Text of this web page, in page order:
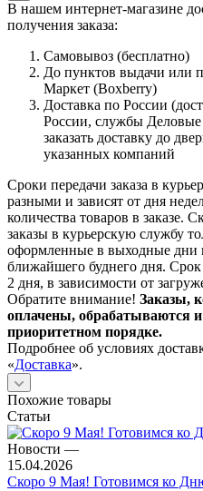
В нашем интернет-магазине
получения заказа:
Самовывоз (бесплатно)
До пунктов выдачи или
Маркет (Boxberry)
Доставка по России
России, службы
заказать доставку до
указанных компаний
Сроки передачи заказа в
разными и зависят от дня
количества товаров в заказе.
заказы в курьерскую службу
оформленные в выходные дни
ближайшего буднего дня.
2 дня, в зависимости от
Обратите внимание! Заказы,
оплачены, обрабатываются
приоритетном порядке.
Подробнее об условиях
«Доставка».
Похожие товары
Статьи
Новости —
15.04.2026
Скоро 9 Мая! Готовимся ко